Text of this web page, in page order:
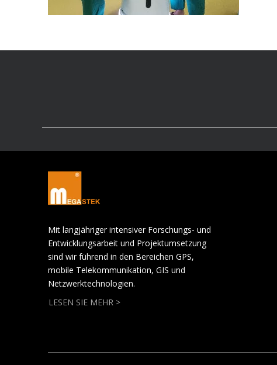
Mit langjähriger intensiver Forschungs- und
Entwicklungsarbeit und Projektumsetzung
sind wir führend in den Bereichen GPS,
mobile Telekommunikation, GIS und
Netzwerktechnologien.
LESEN SIE MEHR >